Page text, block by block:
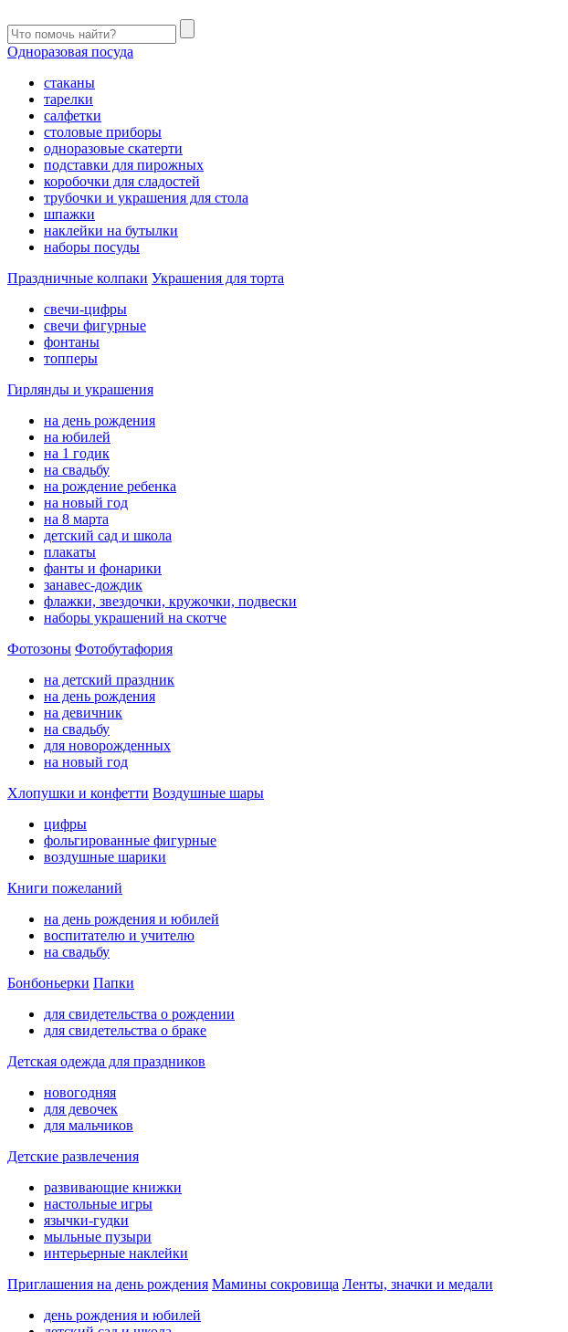
Одноразовая посуда
стаканы
тарелки
салфетки
столовые приборы
одноразовые скатерти
подставки для пирожных
коробочки для сладостей
трубочки и украшения для стола
шпажки
наклейки на бутылки
наборы посуды
Праздничные колпаки Украшения для торта
свечи-цифры
свечи фигурные
фонтаны
топперы
Гирлянды и украшения
на день рождения
на юбилей
на 1 годик
на свадьбу
на рождение ребенка
на новый год
на 8 марта
детский сад и школа
плакаты
фанты и фонарики
занавес-дождик
флажки, звездочки, кружочки, подвески
наборы украшений на скотче
Фотозоны Фотобутафория
на детский праздник
на день рождения
на девичник
на свадьбу
для новорожденных
на новый год
Хлопушки и конфетти Воздушные шары
цифры
фольгированные фигурные
воздушные шарики
Книги пожеланий
на день рождения и юбилей
воспитателю и учителю
на свадьбу
Бонбоньерки Папки
для свидетельства о рождении
для свидетельства о браке
Детская одежда для праздников
новогодняя
для девочек
для мальчиков
Детские развлечения
развивающие книжки
настольные игры
язычки-гудки
мыльные пузыри
интерьерные наклейки
Приглашения на день рождения Мамины сокровища Ленты, значки и медали
день рождения и юбилей